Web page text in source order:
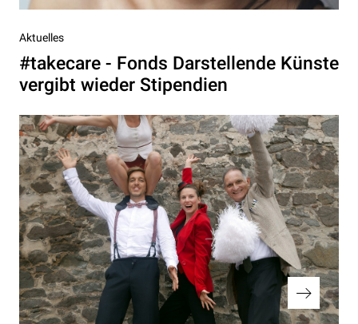
Vorheriger
Beitrag
Aktuelles
#takecare - Fonds Darstellende Künste
vergibt wieder Stipendien